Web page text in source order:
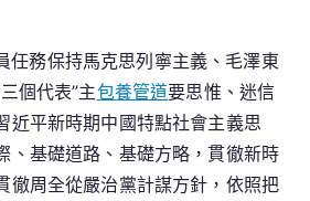
務保持馬克思列寧主義、毛澤東
個代表”主包養管道要思惟、迷信
近平新時期中國特點社會主義思
、基礎道路、基礎方略，貫徹新時
徹周全從嚴治黨計謀方針，依照把